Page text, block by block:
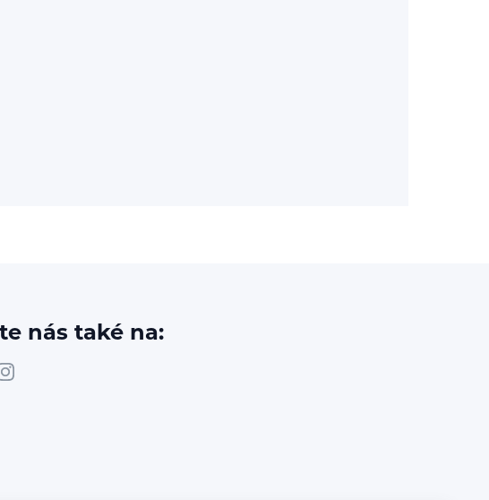
nás také na: